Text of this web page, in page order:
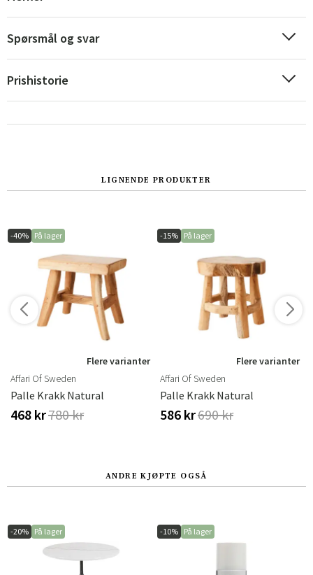
Sverige
Danmark
Spørsmål og svar
Prishistorie
LIGNENDE PRODUKTER
-40% På lager
Flere varianter
Affari Of Sweden
Palle Krakk Natural
468 kr780 kr
-15% På lager
Flere varianter
Affari Of Sweden
Palle Krakk Natural
586 kr690 kr
ANDRE KJØPTE OGSÅ
-20% På lager -10% På lager